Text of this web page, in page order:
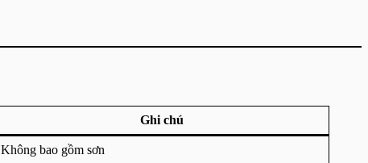
Ghi chú
Không bao gồm sơn